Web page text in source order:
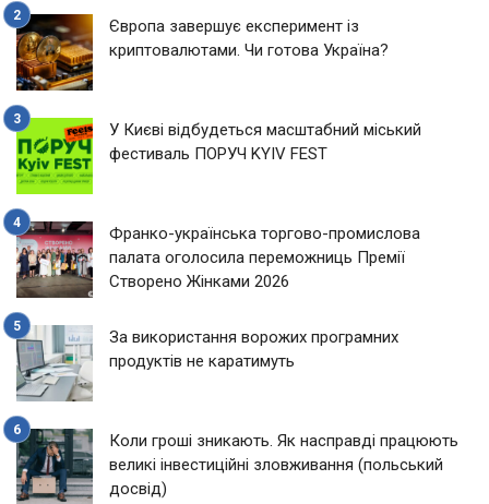
Європа завершує експеримент із
криптовалютами. Чи готова Україна?
У Києві відбудеться масштабний міський
фестиваль ПОРУЧ KYIV FEST
Франко-українська торгово-промислова
палата оголосила переможниць Премії
Створено Жінками 2026
За використання ворожих програмних
продуктів не каратимуть
Коли гроші зникають. Як насправді працюють
великі інвестиційні зловживання (польський
досвід)